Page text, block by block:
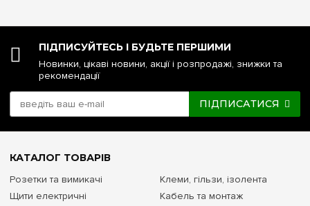
ПІДПИСУЙТЕСЬ І БУДЬТЕ ПЕРШИМИ
Новинки, цікаві новини, акції і розпродажі, знижки та
рекомендації
ПІДПИСАТИСЯ
КАТАЛОГ ТОВАРІВ
Розетки та вимикачі
Щити електричні
Клеми, гільзи, ізолента
Кабель та монтаж